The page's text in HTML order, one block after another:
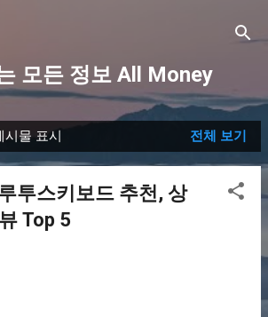
모든 정보 All Money
시물 표시 전체 보기
투스키보드 추천, 상
Top 5